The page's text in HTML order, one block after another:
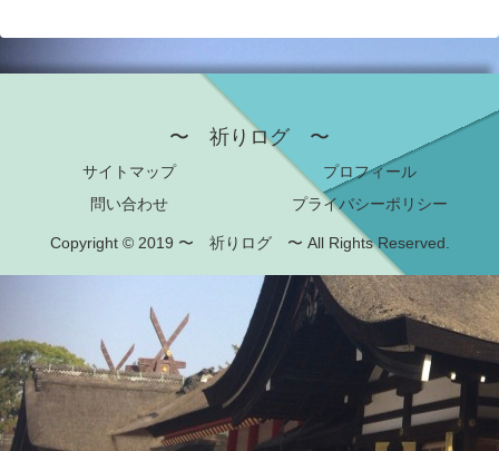
〜 祈りログ 〜
サイトマップ
プロフィール
問い合わせ
プライバシーポリシー
Copyright © 2019 〜 祈りログ 〜 All Rights Reserved.